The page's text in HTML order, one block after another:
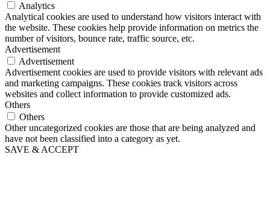
Analytics
Analytical cookies are used to understand how visitors interact with
the website. These cookies help provide information on metrics the
number of visitors, bounce rate, traffic source, etc.
Advertisement
Advertisement
Advertisement cookies are used to provide visitors with relevant ads
and marketing campaigns. These cookies track visitors across
websites and collect information to provide customized ads.
Others
Others
Other uncategorized cookies are those that are being analyzed and
have not been classified into a category as yet.
SAVE & ACCEPT